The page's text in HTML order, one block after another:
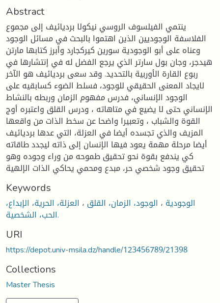
Abstract
ينتمي الفيلسوف الروسي نيكولا برديائيف إلى مجموع
الفلاسفة الوجوديين الذين اهتموا بالبحث في مسائل الوجود
وعناه على أبو الوجودية سورين كيركجارد وأبرز كتابها مارتن
هيدجر، وجان بول سارتر الذي يرجع الفضل له في إنتشارها في
ربوع القارة الأوربية بالتحديد. وقد سعى برديائيف هو الآخر
لايجاد المعنى الحقيقي للوجود، فسلط الضوء كسابقيه على
الوجود الإنساني، فدرس مفهوم الزمان وربطه بالنشاط
الإنساني حتى لا يضيع في متاهاته ، ودرس القلق واعتبره أوج
القوة والشباب ، وتعبيرا واضحا عن سخط الذات من واقعها
المزيف والذي تجسده أيضا في العزلة، التي عدها برديائيف
أيضا مرحلة مهمة يعود فيها الإنسان إلى ذاته ليجدد طاقاته
كي يندفع بقوة نحو تحقيق طموحه من وراء وجوده وهو
تحقيق وجود شخصي حر، مبدع ومحمي يحاكي الذات الإلهية
Keywords
الوجودية ، الوجود، الزمان، القلق ، العزلة، الحرية، الإبداع،
الحب، الشخصية.
URI
https://depot.univ-msila.dz/handle/123456789/21398
Collections
Master Thesis